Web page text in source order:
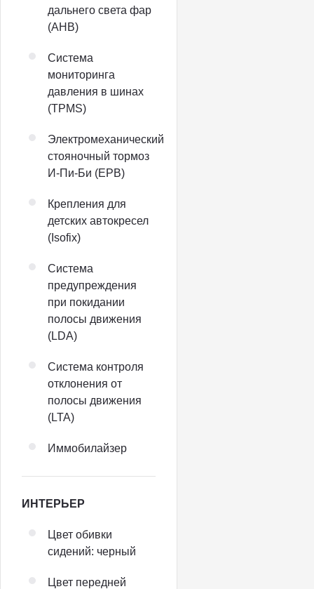
дальнего света фар
(AHB)
Система
мониторинга
давления в шинах
(TPMS)
Электромеханический
стояночный тормоз
И-Пи-Би (EPB)
Крепления для
детских автокресел
(Isofix)
Система
предупреждения
при покидании
полосы движения
(LDA)
Система контроля
отклонения от
полосы движения
(LTA)
Иммобилайзер
ИНТЕРЬЕР
Цвет обивки
сидений: черный
Цвет передней